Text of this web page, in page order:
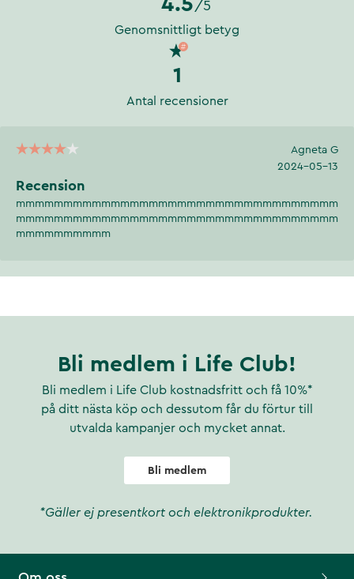
/5
Genomsnittligt betyg
1
Antal recensioner
Agneta G
2024-05-13
Recension
mmmmmmmmmmmmmmmmmmmmmmmmmmmmmmmmmm
mmmmmmmmmmmmmmmmmmmmmmmmmmmmmmmmmm
mmmmmmmmmm
Bli medlem i Life Club!
Bli medlem i Life Club kostnadsfritt och få 10%*
på ditt nästa köp och dessutom får du förtur till
utvalda kampanjer och mycket annat.
Bli medlem
*Gäller ej presentkort och elektronikprodukter.